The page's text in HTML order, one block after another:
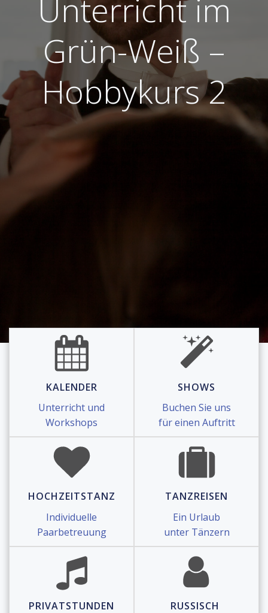
Unterricht im
Grün-Weiß –
Hobbykurs 2
KALENDER
Unterricht und
Workshops
SHOWS
Buchen Sie uns
für einen Auftritt
HOCHZEITSTANZ
Individuelle
Paarbetreuung
TANZREISEN
Ein Urlaub
unter Tänzern
PRIVATSTUNDEN
RUSSISCH